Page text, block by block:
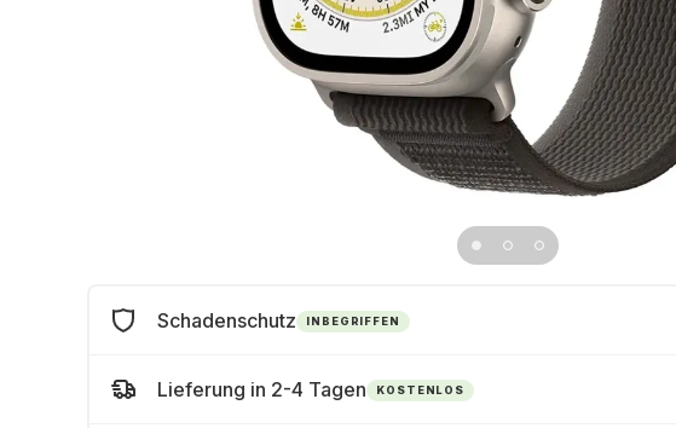
Schadenschutz INBEGRIFFEN
Lieferung in 2-4 Tagen KOSTENLOS